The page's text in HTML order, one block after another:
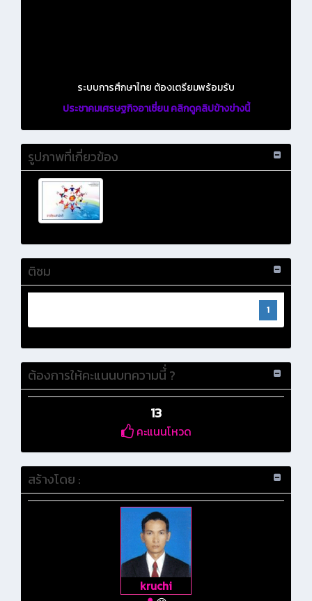
ระบบการศึกษาไทย ต้องเตรียมพร้อมรับ
ประชาคมเศรษฐกิจอาเซี่ยน คลิกดูคลิปข้างข่างนี้
รูปภาพที่เกี่ยวข้อง
ติชม
1
ต้องการให้คะแนนบทความนี้่ ?
13
คะแนนโหวด
สร้างโดย :
kruchi